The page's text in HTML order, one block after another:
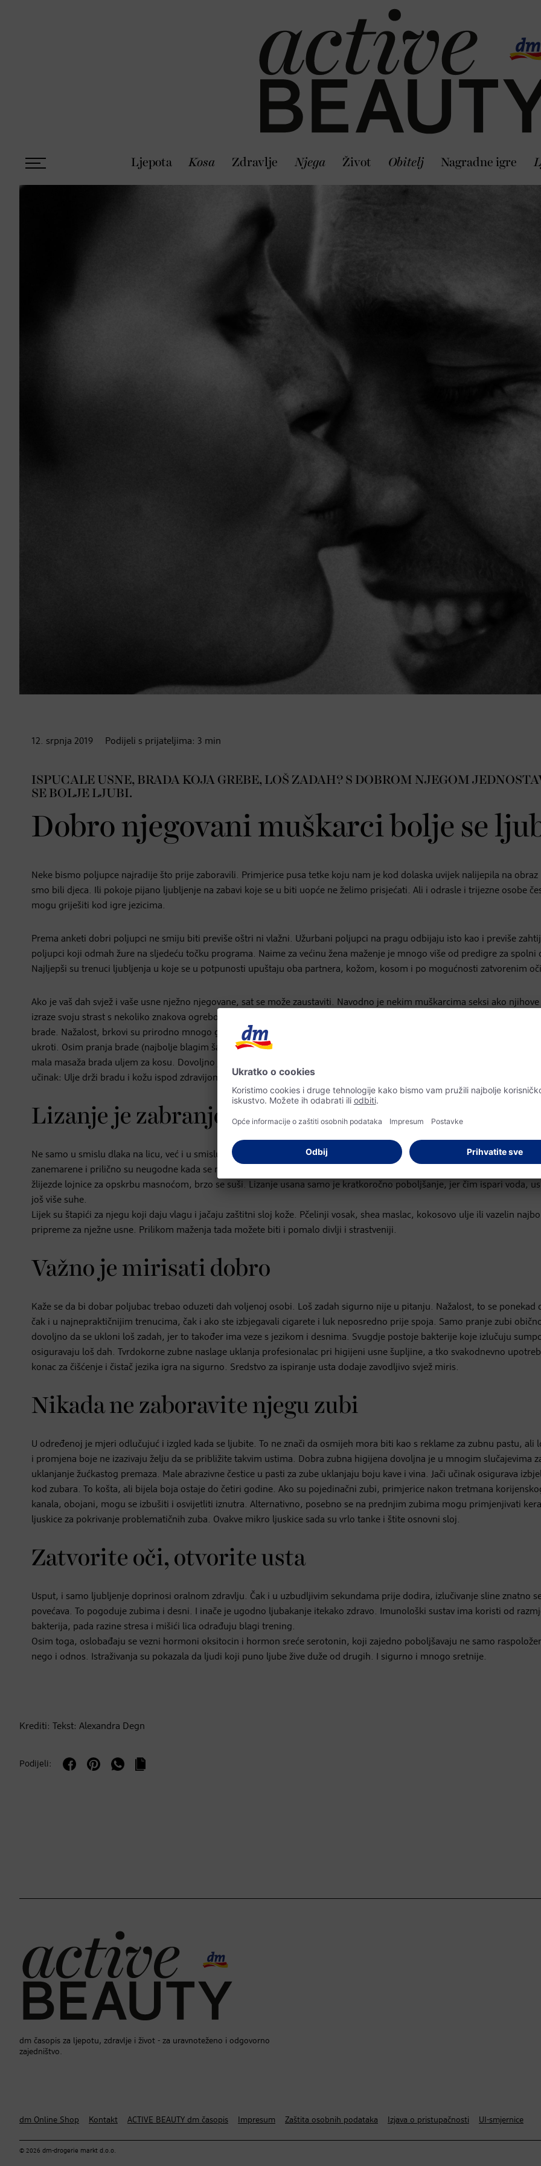
Ljepota Kosa Zdravlje Njega Život Obitelj Nagradne igre
12. srpnja 2019 Podijeli s prijateljima: 3 min
ISPUCALE USNE, BRADA KOJA GREBE, LOŠ ZADAH? S DOBROM NJEGOM
SE BOLJE LJUBI.
Dobro njegovani muškarci bolje se
Neke bismo poljupce najradije što prije zaboravili. Primjerice pusa tetke koju nam je kod dolaska uvijek nalijepila na obraz
smo bili djeca. Ili pokoje pijano ljubljenje na zabavi koje se u biti uopće ne želimo prisjećati. Ali i odrasle i trijezne osobe
mogu griješiti kod igre jezicima.
Prema anketi dobri poljupci ne smiju biti previše oštri ni vlažni. Užurbani poljupci na pragu odbijaju isto kao i previše
poljupci koji odmah žure na sljedeću točku programa. Naime za većinu žena maženje je mnogo više od predigre za spolni
Najljepši su trenuci ljubljenja u koje se u potpunosti upuštaju oba partnera, kožom, kosom i po mogućnosti zatvorenim
Ako je vaš dah svjež i vaše usne nježno njegovane, sat se može zaustaviti. Navodno je nekim muškarcima seksi ako
izraze svoju strast s nekoliko znakova ogrebotina na leđima. Zauzvrat, međutim, žene otkrivaju da ih manje privlači
brade. Nažalost, brkovi su prirodno mnogo grublji i bodljikaviji od kose na glavi. Stoga je potrebno malo pozornosti da ih
ukroti. Osim pranja brade (najbolje blagim šamponom pod tušem), brijanja i podrezivanja za svakodnevnu njegu
mala masaža brada uljem za kosu. Dovoljno je nekoliko kapi da se tvrdokorne dlake učine mekima i podatnima. Odličan
učinak: Ulje drži bradu i kožu ispod zdravijom i daje dlakama plemeniti sjaj.
Lizanje je zabranjeno
Ne samo u smislu dlaka na licu, već i u smislu usana žene više mole meko. Gruba mjesta, suha koža i pukotine izgledaju
zanemarene i prilično su neugodne kada se mazite. Ali kako je koža usana mnogo tanja od drugih dijelova kože i nema
žlijezde lojnice za opskrbu masnoćom, brzo se suši. Lizanje usana samo je kratkoročno poboljšanje, jer čim ispari voda,
još više suhe.
Lijek su štapići za njegu koji daju vlagu i jačaju zaštitni sloj kože. Pčelinji vosak, shea maslac, kokosovo ulje ili vazelin
pripreme za nježne usne. Prilikom maženja tada možete biti i pomalo divlji i strastveniji.
Važno je mirisati dobro
Kaže se da bi dobar poljubac trebao oduzeti dah voljenoj osobi. Loš zadah sigurno nije u pitanju. Nažalost, to se ponekad
čak i u najnepraktičnijim trenucima, čak i ako ste izbjegavali cigarete i luk neposredno prije spoja. Samo pranje zubi
dovoljno da se ukloni loš zadah, jer to također ima veze s jezikom i desnima. Svugdje postoje bakterije koje izlučuju
osiguravaju loš dah. Tvrdokorne zubne naslage uklanja profesionalac pri higijeni usne šupljine, a tko svakodnevno
konac za čišćenje i čistač jezika igra na sigurno. Sredstvo za ispiranje usta dodaje zavodljivo svjež miris.
Nikada ne zaboravite njegu zubi
U određenoj je mjeri odlučujuć i izgled kada se ljubite. To ne znači da osmijeh mora biti kao s reklame za zubnu pastu, ali
i promjena boje ne izazivaju želju da se približite takvim ustima. Dobra zubna higijena dovoljna je u mnogim slučajevima
uklanjanje žućkastog premaza. Male abrazivne čestice u pasti za zube uklanjaju boju kave i vina. Jači učinak osigurava
kod zubara. To košta, ali bijela boja ostaje do četiri godine. Ako su pojedinačni zubi, primjerice nakon tretmana
kanala, obojani, mogu se izbušiti i osvijetliti iznutra. Alternativno, posebno se na prednjim zubima mogu primjenjivati
ljuskice za pokrivanje problematičnih zuba. Ovakve mikro ljuskice sada su vrlo tanke i štite osnovni sloj.
Zatvorite oči, otvorite usta
Usput, i samo ljubljenje doprinosi oralnom zdravlju. Čak i u uzbudljivim sekundama prije dodira, izlučivanje sline znatno
povećava. To pogoduje zubima i desni. I inače je ugodno ljubakanje itekako zdravo. Imunološki sustav ima koristi od
bakterija, pada razine stresa i mišići lica odrađuju blagi trening.
Osim toga, oslobađaju se vezni hormoni oksitocin i hormon sreće serotonin, koji zajedno poboljšavaju ne samo
nego i odnos. Istraživanja su pokazala da ljudi koji puno ljube žive duže od drugih. I sigurno i mnogo sretnije.
Krediti: Tekst: Alexandra Degn
Podijeli:
dm časopis za ljepotu, zdravlje i život - za uravnoteženo i odgovorno
zajedništvo.
dm Online Shop Kontakt ACTIVE BEAUTY dm časopis Impresum Zaštita osobnih podataka Izjava o pristupačnosti UI-smjernice
© 2026 dm-drogerie markt d.o.o.